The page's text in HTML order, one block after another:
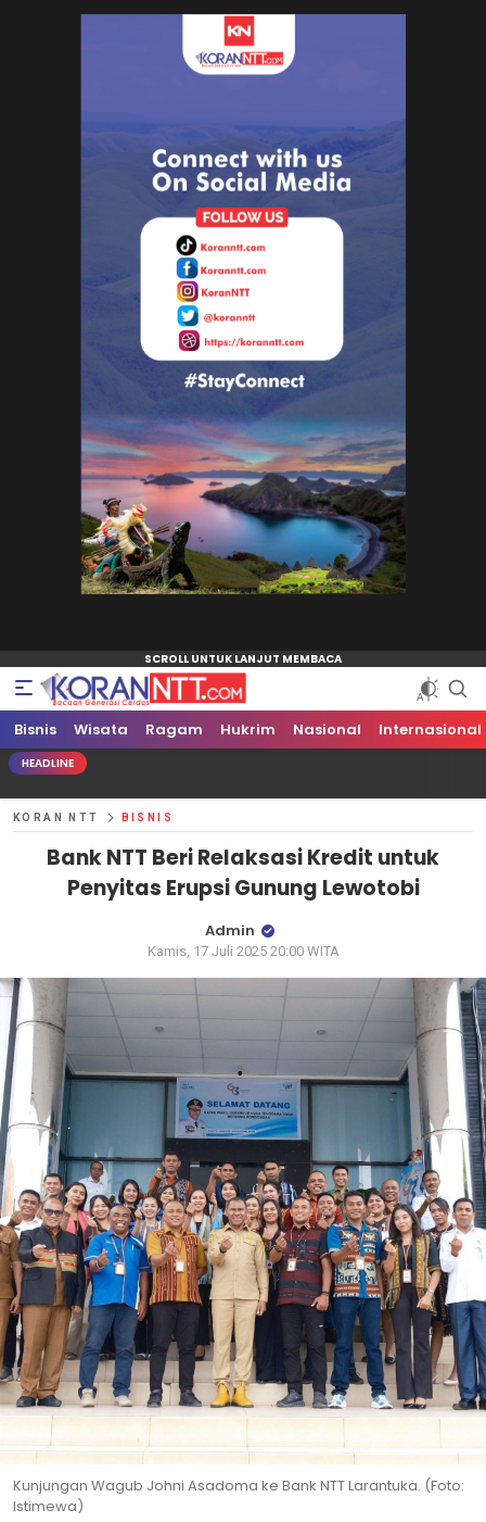
Koran NTT
Bacaan Generasi Cerdas
Bisnis Wisata Ragam Hukrim Nasional Internasional
HEADLINE
KORAN NTT BISNIS
Bank NTT Beri Relaksasi Kredit untuk
Penyitas Erupsi Gunung Lewotobi
Admin
Kamis, 17 Juli 2025 20:00 WITA
Kunjungan Wagub Johni Asadoma ke Bank NTT Larantuka. (Foto:
Istimewa)